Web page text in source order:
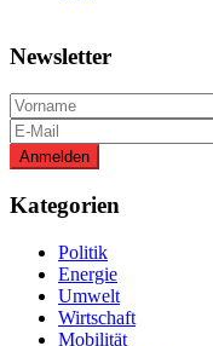
Newsletter
Kategorien
Politik
Energie
Umwelt
Wirtschaft
Mobilität